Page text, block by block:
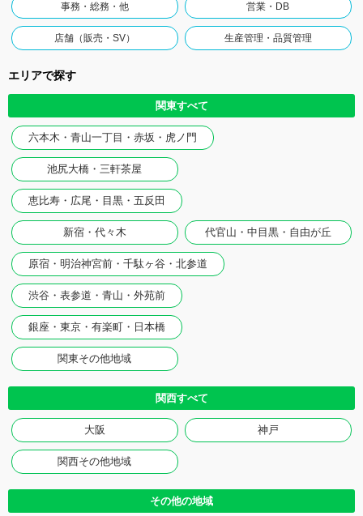
事務・総務・他 営業・DB
店舗（販売・SV） 生産管理・品質管理
エリアで探す
関東すべて
六本木・青山一丁目・赤坂・虎ノ門
池尻大橋・三軒茶屋
恵比寿・広尾・目黒・五反田
新宿・代々木 代官山・中目黒・自由が丘
原宿・明治神宮前・千駄ヶ谷・北参道
渋谷・表参道・青山・外苑前
銀座・東京・有楽町・日本橋
関東その他地域
関西すべて
大阪 神戸
関西その他地域
その他の地域